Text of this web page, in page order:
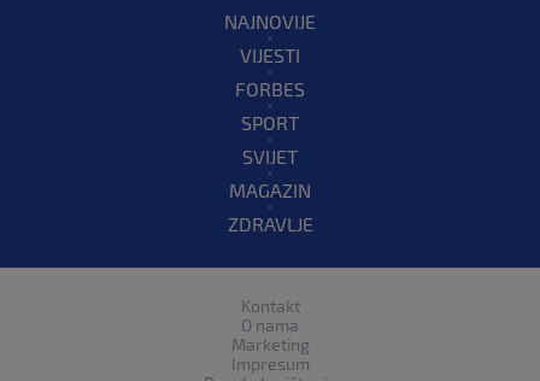
NAJNOVIJE
VIJESTI
FORBES
SPORT
SVIJET
MAGAZIN
ZDRAVLJE
Kontakt
O nama
Marketing
Impresum